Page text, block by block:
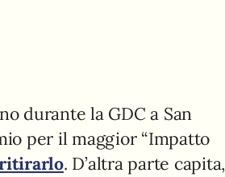
durante la GDC a San
per il maggior “Impatto
ritirarlo. D’altra parte capita,